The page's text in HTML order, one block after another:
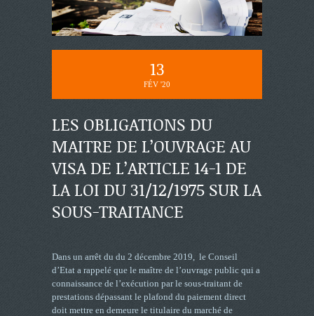
13
FÉV '20
LES OBLIGATIONS DU
MAITRE DE L’OUVRAGE AU
VISA DE L’ARTICLE 14-1 DE
LA LOI DU 31/12/1975 SUR LA
SOUS-TRAITANCE
Dans un arrêt du du 2 décembre 2019, le Conseil
d’Etat a rappelé que le maître de l’ouvrage public qui a
connaissance de l’exécution par le sous-traitant de
prestations dépassant le plafond du paiement direct
doit mettre en demeure le titulaire du marché de